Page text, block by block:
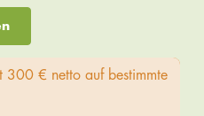
300 € netto auf bestimmte